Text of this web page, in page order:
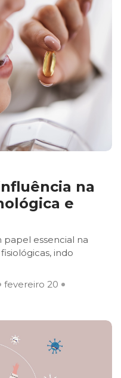
na
e
essencial na
indo
fevereiro 20